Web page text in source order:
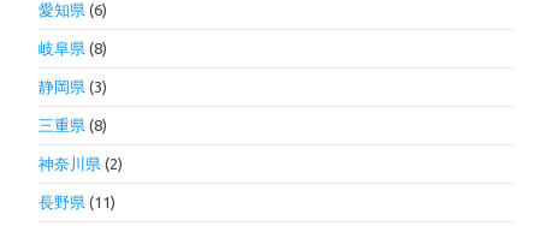
愛知県 (6)
岐阜県 (8)
静岡県 (3)
三重県 (8)
神奈川県 (2)
長野県 (11)